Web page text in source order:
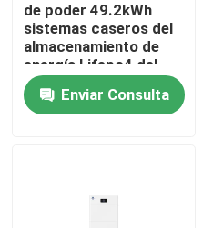
Group Website
Batería del arrancador
de poder 49.2kWh
sistemas caseros del
almacenamiento de
energía Lifepo4 del
paquete de las
baterías portátiles
residenciales del
Enviar Consulta